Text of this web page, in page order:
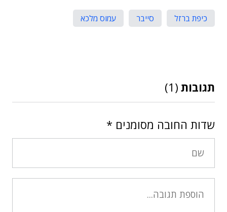
כיפת ברזל סייבר עמוס מלכא
תגובות (1)
שדות החובה מסומנים *